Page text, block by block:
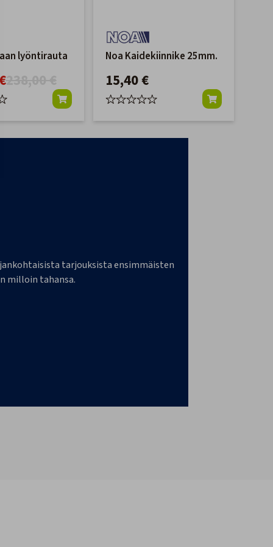
lyöntirauta
238,00 €
Noa Kaidekiinnike 25mm.
15,40 €
tarjouksista ensimmäisten
milloin tahansa.